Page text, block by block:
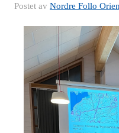
Postet av Nordre Follo